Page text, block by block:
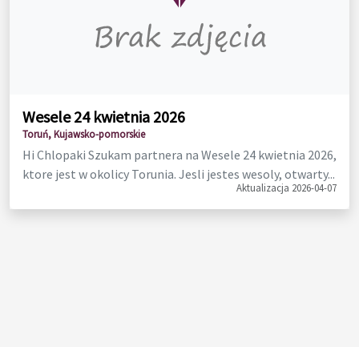
Wesele 24 kwietnia 2026
Toruń, Kujawsko-pomorskie
Hi Chlopaki Szukam partnera na Wesele 24 kwietnia 2026,
ktore jest w okolicy Torunia. Jesli jestes wesoly, otwarty...
Aktualizacja 2026-04-07